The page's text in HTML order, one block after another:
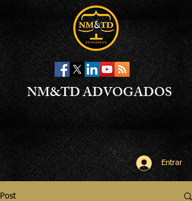
NM&TD ADVOGADOS
Entrar
Post